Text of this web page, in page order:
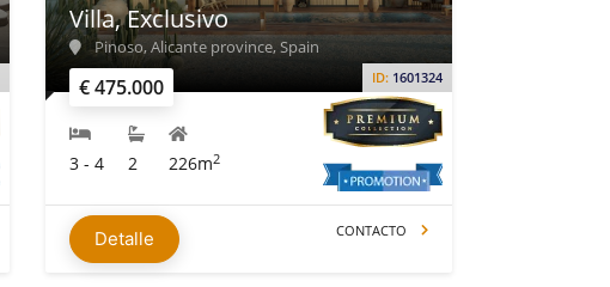
€ 475.000 ID: 1601324
Villa, Exclusivo
Pinoso, Alicante province, Spain
3 - 4 2 226m2
Detalle CONTACTO